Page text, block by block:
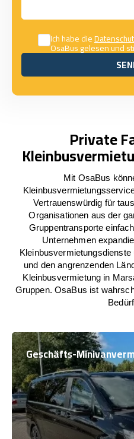
Ich habe die
OsaBus gelesen und
Private
Mit OsaBus
Vertrauenswürdig für
Organisationen aus der
Gruppentransporte
Unternehmen
und den angrenzenden
Kleinbusvermietung in
Gruppen. OsaBus ist
Geschäfts-